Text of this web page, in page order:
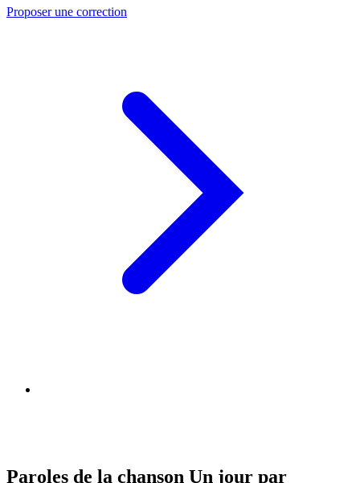
Proposer une correction
Paroles de la chanson Un jour par